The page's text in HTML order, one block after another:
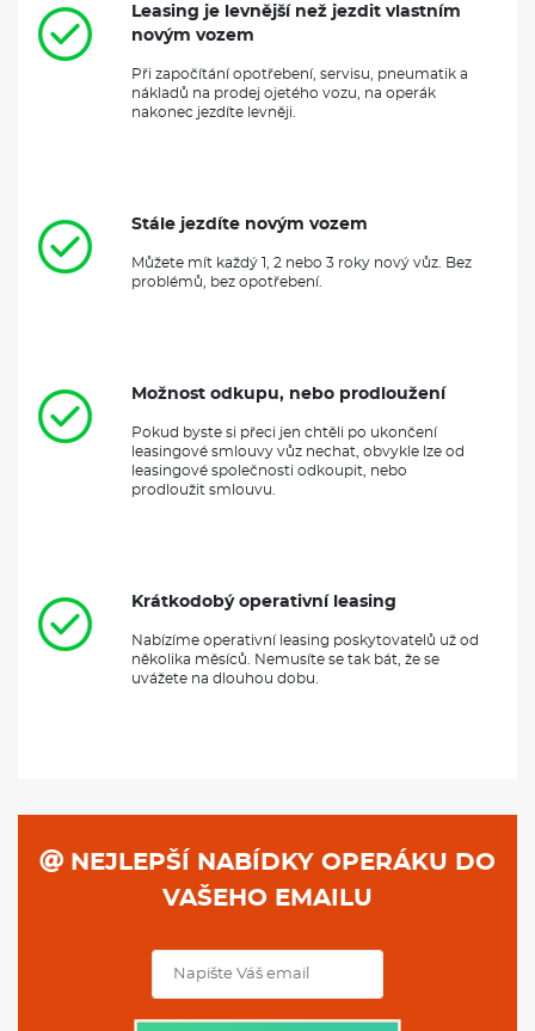
Leasing je levnější než jezdit vlastním
novým vozem
Při započítání opotřebení, servisu, pneumatik a
nákladů na prodej ojetého vozu, na operák
nakonec jezdíte levněji.
Stále jezdíte novým vozem
Můžete mít každý 1, 2 nebo 3 roky nový vůz. Bez
problémů, bez opotřebení.
Možnost odkupu, nebo prodloužení
Pokud byste si přeci jen chtěli po ukončení
leasingové smlouvy vůz nechat, obvykle lze od
leasingové společnosti odkoupit, nebo
prodloužit smlouvu.
Krátkodobý operativní leasing
Nabízíme operativní leasing poskytovatelů už od
několika měsíců. Nemusíte se tak bát, že se
uvážete na dlouhou dobu.
NEJLEPŠÍ NABÍDKY OPERÁKU DO
VAŠEHO EMAILU